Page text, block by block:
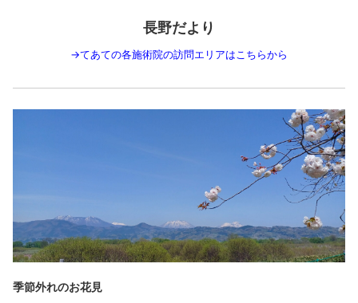
長野だより
→てあての各施術院の訪問エリアはこちらから
季節外れのお花見